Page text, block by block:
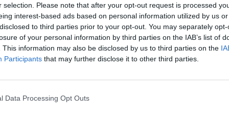
selection. Please note that after your opt-out request is processed
interest-based ads based on personal information utilized by us
to third parties prior to your opt-out. You may separately
of your personal information by third parties on the IAB’s list of
This information may also be disclosed by us to third parties on the
Participants that may further disclose it to other third parties.
Data Processing Opt Outs
00:11:21
naujovės
daugiau lankytojų
būdas
„Judex“ leista atnaujinti
veiklą
Žinios | Verslas